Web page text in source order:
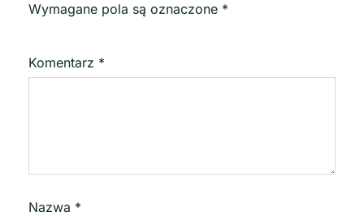
Wymagane pola są oznaczone *
Komentarz *
Nazwa *